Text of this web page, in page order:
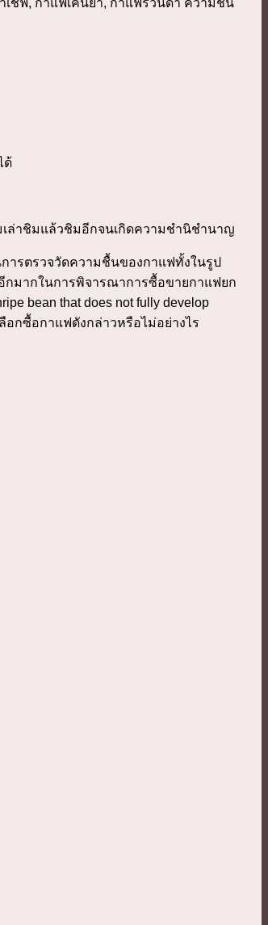
ด้
ล่าชิมแล้วชิมอีกจนเกิดความชำนิชำนาญ
ารตรวจวัดความชื้นของกาแฟทั้งในรูป
กมากในการพิจารณาการซื้อขายกาแฟยก
bean that does not fully develop
อกซื้อกาแฟดังกล่าวหรือไม่อย่างไร